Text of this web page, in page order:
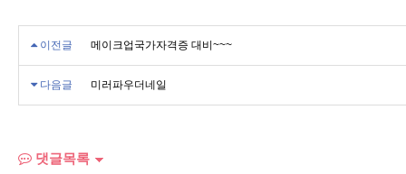
이전글 메이크업국가자격증 대비~~~
다음글 미러파우더네일
댓글목록